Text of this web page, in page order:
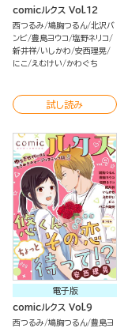
comicルクス Vol.12
西つるみ 鳩胸つるん 北沢バ
ンビ 豊島ヨウコ 塩野ネリコ
新井祥 いしかわ 安西理晃
にこ
えむけい かわぐち
試し読み
電子版
comicルクス Vol.9
西つるみ 鳩胸つるん 豊島ヨ